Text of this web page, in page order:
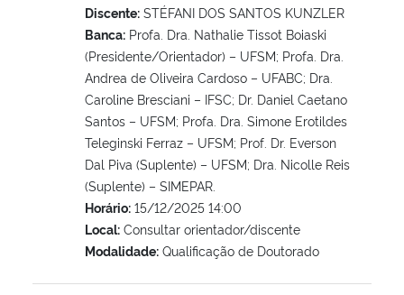
Discente: STÉFANI DOS SANTOS KUNZLER
Banca: Profa. Dra. Nathalie Tissot Boiaski
(Presidente/Orientador) – UFSM; Profa. Dra.
Andrea de Oliveira Cardoso – UFABC; Dra.
Caroline Bresciani – IFSC; Dr. Daniel Caetano
Santos – UFSM; Profa. Dra. Simone Erotildes
Teleginski Ferraz – UFSM; Prof. Dr. Everson
Dal Piva (Suplente) – UFSM; Dra. Nicolle Reis
(Suplente) – SIMEPAR.
Horário: 15/12/2025 14:00
Local: Consultar orientador/discente
Modalidade: Qualificação de Doutorado